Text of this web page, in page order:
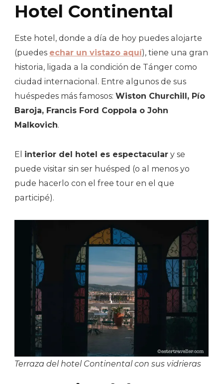
Hotel Continental
Este hotel, donde a día de hoy puedes alojarte
(puedes echar un vistazo aquí), tiene una gran
historia, ligada a la condición de Tánger como
ciudad internacional. Entre algunos de sus
huéspedes más famosos: Wiston Churchill, Pío
Baroja, Francis Ford Coppola o John
Malkovich.
El interior del hotel es espectacular y se
puede visitar sin ser huésped (o al menos yo
pude hacerlo con el free tour en el que
participé).
Terraza del hotel Continental con sus vidrieras